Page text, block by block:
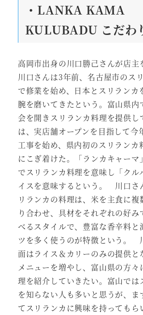
・LANKA KAMA
KULUBADU こだわ
高岡市出身の川口勝己さんが店主
川口さんは3年前、名古屋市のス
で修業を始め、日本とスリランカ
腕を磨いてきたという。富山県内
会を開きスリランカ料理を提供し
は、実店舗オープンを目指して今
工事を始め、県内初のスリランカ
にこぎ着けた。「ランカキャーマ
でスリランカ料理を意味し「クル
イスを意味するという。 川口さ
リランカの料理は、米を主食に
り合わせ、具材をそれぞれの好
べるスタイルで、豊富な香辛料と
ツを多く使うのが特徴という。
面はライス＆カリーのみの提供と
メニューを増やし、富山県の方
理を紹介していきたい。富山では
を知らない人も多いと思うが、ま
てスリランカに興味を持ってもら